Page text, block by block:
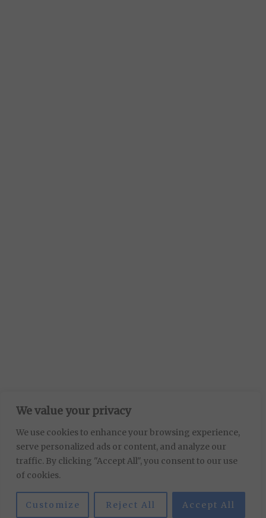
We value your privacy
We use cookies to enhance your browsing experience,
serve personalized ads or content, and analyze our
traffic. By clicking "Accept All", you consent to our use
of cookies.
Customize Reject All Accept All